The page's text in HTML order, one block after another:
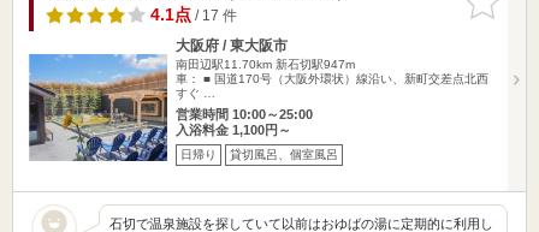
りに追加
4.1点/ 17 件
大阪府 / 東大阪市
南田辺駅11.70km 新石切駅947m
車： ■ 国道170号（大阪外環状）線沿い、新町交差点北西
すぐ …
営業時間 10:00～25:00
入浴料金 1,100円～
日帰り 貸切風呂、個室風呂
石切で温泉施設を探していて以前はおゆばの湯に定期的に利用し